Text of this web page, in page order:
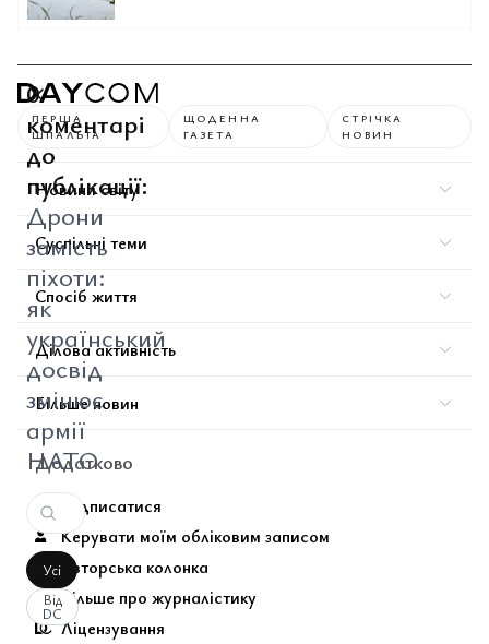
0
коментарі
до
публікації:
Дрони
замість
піхоти:
як
український
досвід
змінює
армії
НАТО
Усі
Від
DC
ПЕРША
ШПАЛЬТА
ЩОДЕННА
ГАЗЕТА
СТРІЧКА
НОВИН
Новини світу
Суспільні теми
Спосіб життя
Ділова активність
Більше новин
Додатково
Підписатися
Керувати моїм обліковим записом
Авторська колонка
Більше про журналістику
Ліцензування